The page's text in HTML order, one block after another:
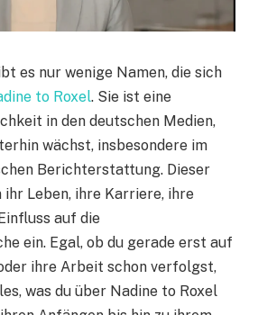
es nur wenige Namen, die sich
to Roxel. Sie ist eine
in den deutschen Medien,
wächst, insbesondere im
Berichterstattung. Dieser
Leben, ihre Karriere, ihre
auf die
ein. Egal, ob du gerade erst auf
ihre Arbeit schon verfolgst,
was du über Nadine to Roxel